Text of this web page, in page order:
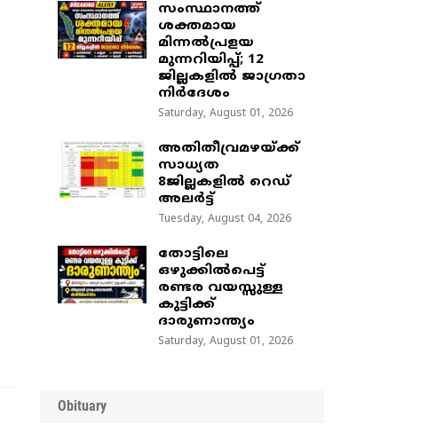
സംസ്ഥാനത്ത്
ശക്തമായ
മിന്നൽപ്രളയ
മുന്നറിയിപ്പ്; 12
ജില്ലകളിൽ ജാഗ്രതാ
നിർദേശം
Saturday, August 01, 2026
അതിതീവ്രമഴയ്ക്ക്
സാധ്യത
8ജില്ലകളിൽ റെഡ്
അലർട്ട്
Tuesday, August 04, 2026
തോട്ടിലെ
ഒഴുക്കിൽപെട്ട്
രണ്ടര വയസ്സുള്ള
കുട്ടിക്ക്
ദാരുണാന്ത്യം
Saturday, August 01, 2026
Obituary